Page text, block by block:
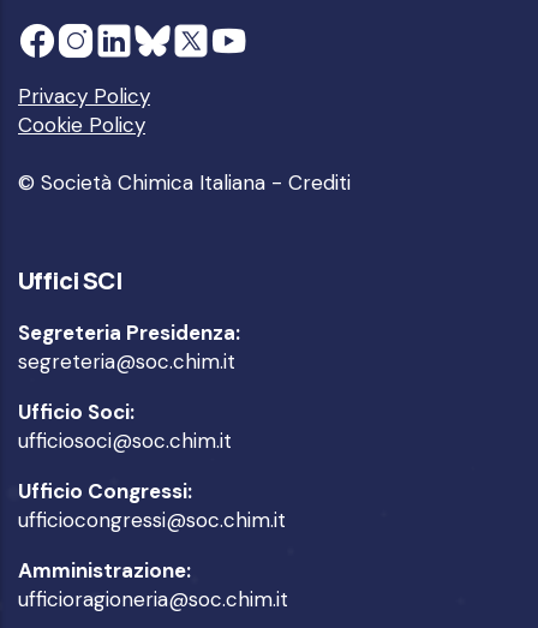
Privacy Policy
Cookie Policy
© Società Chimica Italiana - Crediti
Uffici SCI
Segreteria Presidenza:
segreteria@soc.chim.it
Ufficio Soci:
ufficiosoci@soc.chim.it
Ufficio Congressi:
ufficiocongressi@soc.chim.it
Amministrazione:
ufficioragioneria@soc.chim.it